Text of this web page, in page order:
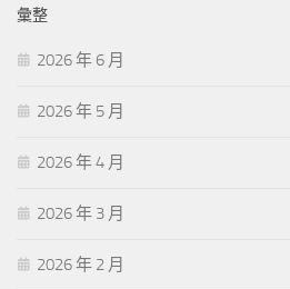
字:
彙整
2026 年 6 月
2026 年 5 月
2026 年 4 月
2026 年 3 月
2026 年 2 月